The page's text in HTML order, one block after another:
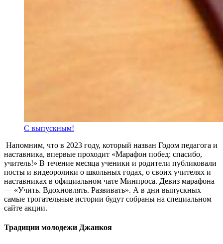
С выпускным!
Напомним, что в 2023 году, который назван Годом педагога и
наставника, впервые проходит «Марафон побед: спасибо,
учитель!» В течение месяца ученики и родители публиковали
посты и видеоролики о школьных годах, о своих учителях и
наставниках в официальном чате Минпроса. Девиз марафона
— «Учить. Вдохновлять. Развивать». А в дни выпускных
самые трогательные истории будут собраны на специальном
сайте акции.
Традиции молодежи Джанкоя